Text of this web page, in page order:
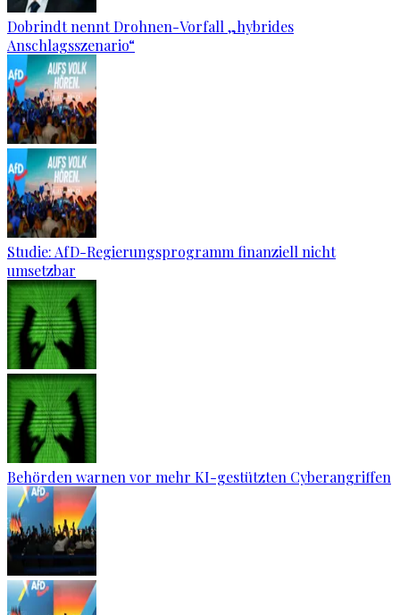
Dobrindt nennt Drohnen-Vorfall „hybrides
Anschlagsszenario“
Studie: AfD-Regierungsprogramm finanziell nicht
umsetzbar
Behörden warnen vor mehr KI-gestützten Cyberangriffen